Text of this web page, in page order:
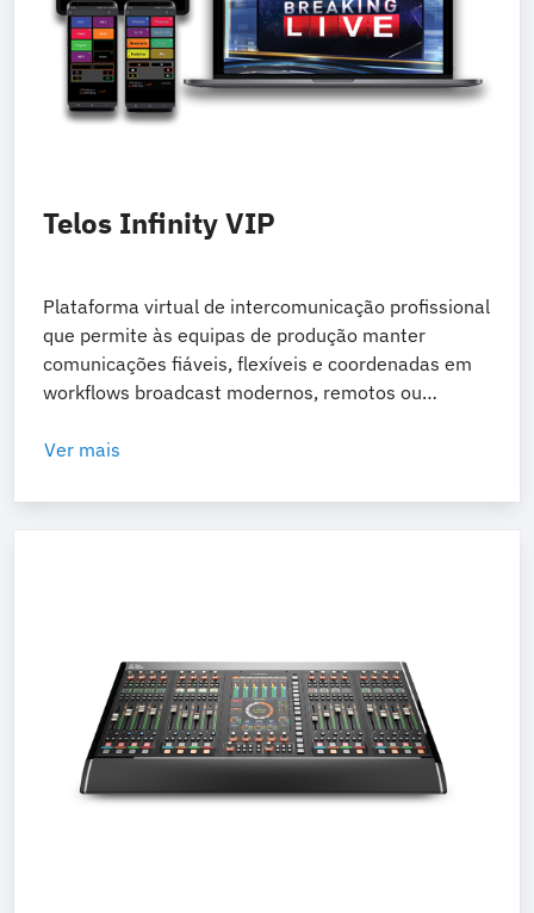
Telos Infinity VIP
Plataforma virtual de intercomunicação profissional
que permite às equipas de produção manter
comunicações fiáveis, flexíveis e coordenadas em
workflows broadcast modernos, remotos ou
Ver mais